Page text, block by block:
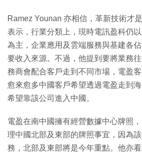
Ramez Younan 亦相信，革新技術才
表示，行業分類上，現時電訊盈科仍
為主，企業應用及雲端服務與基建各
要收入來源。不過，他提到要將業務
務商會配合客戶走到不同市場，電盈
愈來愈多中國客戶希望透過電盈走到
希望靠該公司進入中國。
電盈在南中國擁有經營數據中心牌照
理中國北部及東部的牌照事宜，因為
務，北部及東部將是今年重點。他亦